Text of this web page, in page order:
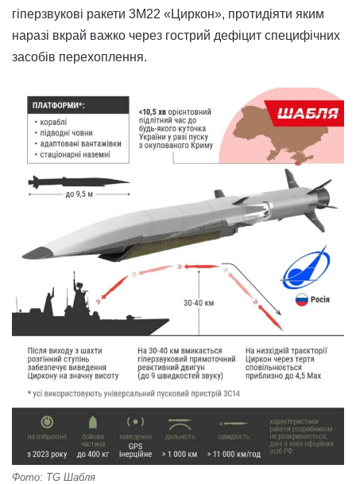
гіперзвукові ракети 3М22 «Циркон», протидіяти яким
наразі вкрай важко через гострий дефіцит специфічних
засобів перехоплення.
Фото: TG Шабля